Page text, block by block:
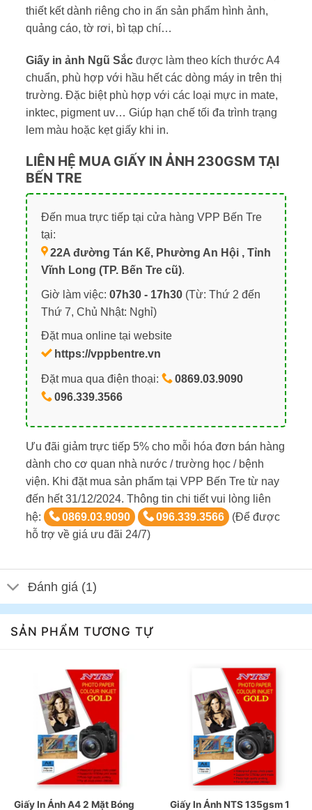
thiết kết dành riêng cho in ấn sản phẩm hình ảnh,
quảng cáo, tờ rơi, bì tạp chí…
Giấy in ảnh Ngũ Sắcđược làm theo kích thước A4
chuẩn, phù hợp với hầu hết các dòng máy in trên thị
trường. Đặc biệt phù hợp với các loại mực in mate,
inktec, pigment uv… Giúp hạn chế tối đa trình trạng
lem màu hoặc kẹt giấy khi in.
LIÊN HỆ MUA GIẤY IN ẢNH 230GSM TẠI
BẾN TRE
Đến mua trực tiếp tại cửa hàng VPP Bến Tre
tại:
22A đường Tán Kế, Phường An Hội , Tỉnh
Vĩnh Long (TP. Bến Tre cũ).
Giờ làm việc: 07h30 - 17h30(Từ: Thứ 2 đến
Thứ 7, Chủ Nhật: Nghỉ)
Đặt mua online tại website
https://vppbentre.vn
Đặt mua qua điện thoại:
0869.03.9090
096.339.3566
Ưu đãi giảm trực tiếp 5% cho mỗi hóa đơn bán hàng
dành cho cơ quan nhà nước / trường học / bệnh
viện. Khi đặt mua sản phẩm tại VPP Bến Tre từ nay
đến hết 31/12/2024. Thông tin chi tiết vui lòng liên
hệ:
0869.03.9090 096.339.3566
(Để được
hỗ trợ về giá ưu đãi 24/7)
Đánh giá (1)
SẢN PHẨM TƯƠNG TỰ
Giấy In Ảnh A4 2 Mặt Bóng Giấy In Ảnh NTS 135gsm 1